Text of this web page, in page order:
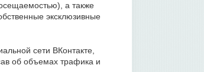
а также
эксклюзивные
сети ВКонтакте,
об объемах трафика и